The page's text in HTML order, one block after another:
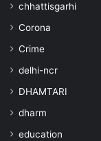
chhattisgarhi
Corona
Crime
delhi-ncr
DHAMTARI
dharm
education